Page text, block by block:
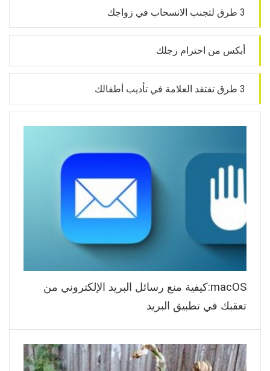
أبكس من احترام رجلك
macOS:كيفية منع رسائل البريد الإلكتروني من
تعقبك في تطبيق البريد